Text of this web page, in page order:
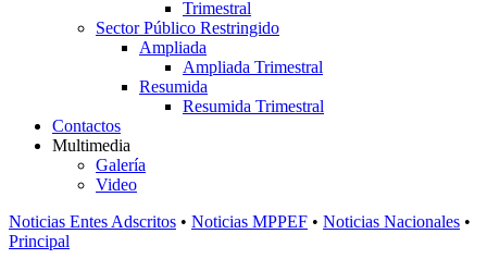
Trimestral
Sector Público Restringido
Ampliada
Ampliada Trimestral
Resumida
Resumida Trimestral
Contactos
Multimedia
Galería
Video
Noticias Entes Adscritos • Noticias MPPEF • Noticias Nacionales •
Principal